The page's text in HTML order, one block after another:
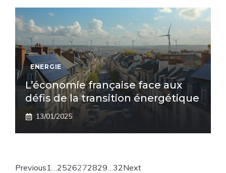
ENERGIE
L’économie française face aux
défis de la transition énergétique
13/01/2025
Previous1…2526272829…32Next